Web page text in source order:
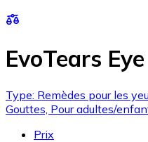
EvoTears
Type: Remèdes pour les
Gouttes, Pour adultes/
Prix